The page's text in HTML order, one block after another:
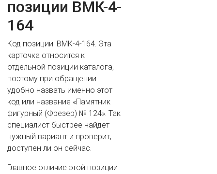
ВАШ ТЕЛЕФОН
Cогласиие на обработку персональных данных
позиции ВМК-4-
164
Код позиции: ВМК-4-164. Эта
карточка относится к
отдельной позиции каталога,
поэтому при обращении
удобно назвать именно этот
код или название «Памятник
фигурный (Фрезер) № 124». Так
специалист быстрее найдет
нужный вариант и проверит,
доступен ли он сейчас.
Главное отличие этой позиции